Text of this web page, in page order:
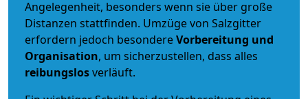
Angelegenheit, besonders wenn sie über große
Distanzen stattfinden. Umzüge von Salzgitter
erfordern jedoch besondereVorbereitung und
Organisation, um sicherzustellen, dass alles
reibungslosverläuft.